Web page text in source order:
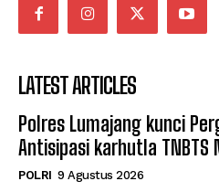
LATEST ARTICLES
Polres Lumajang kunci
Antisipasi karhutla TNBTS
POLRI 9 Agustus 2026